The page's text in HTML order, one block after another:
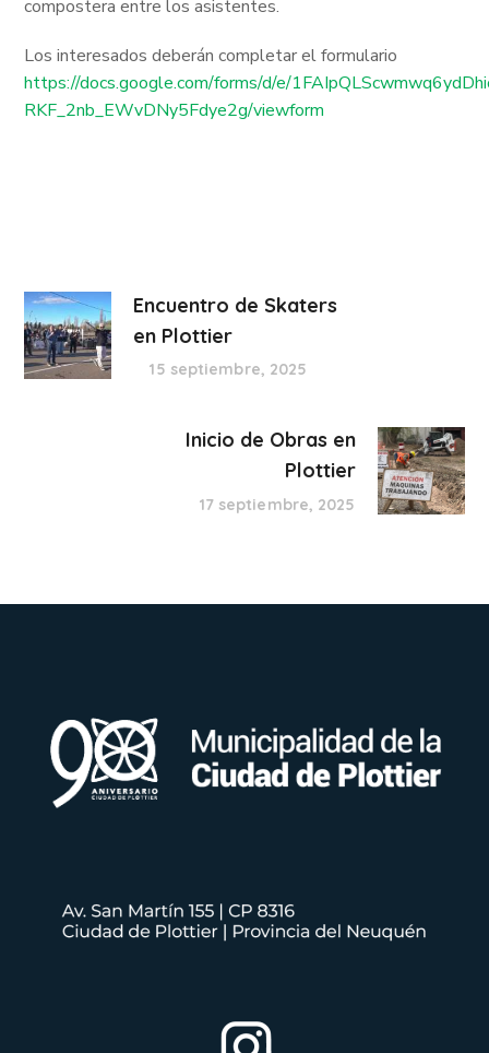
compostera entre los asistentes.
Los interesados deberán completar el formulario
https://docs.google.com/forms/d/e/
RKF_2nb_EWvDNy5Fdye2g/viewform
Encuentro de Skaters
en Plottier
15 septiembre, 2025
Inicio de Obras en
Plottier
17 septiembre, 2025